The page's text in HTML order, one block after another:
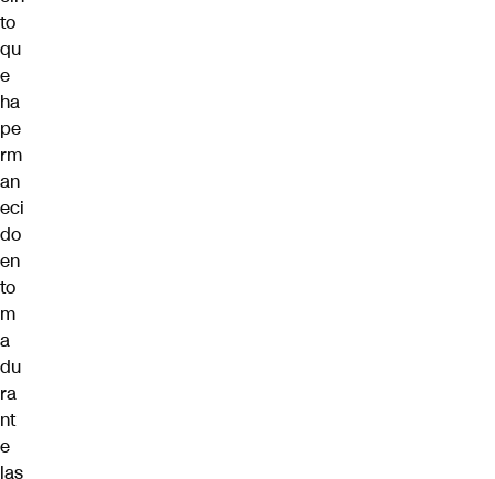
to
qu
e
ha
pe
rm
an
eci
do
en
to
m
a
du
ra
nt
e
las